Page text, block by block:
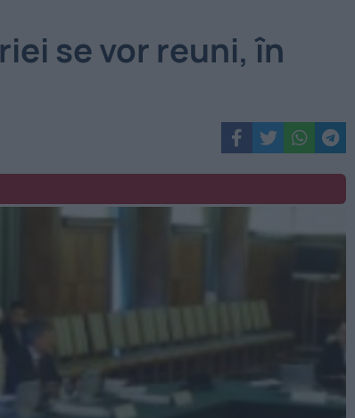
se vor reuni, în